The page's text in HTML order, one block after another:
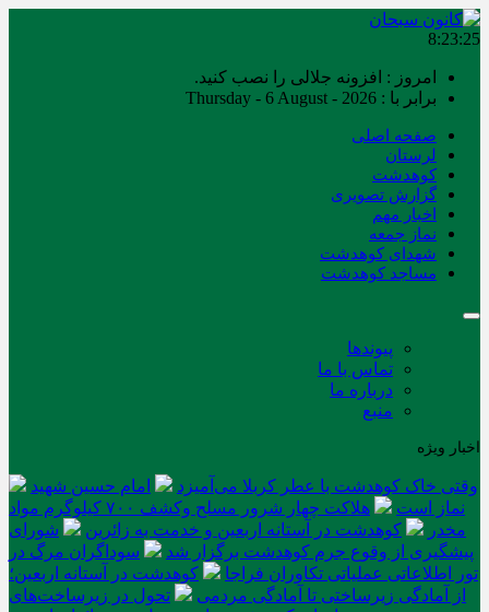
8:23:25
امروز : افزونه جلالی را نصب کنید.
برابر با : Thursday - 6 August - 2026
صفحه اصلی
لرستان
کوهدشت
گزارش تصویری
اخبار مهم
نماز جمعه
شهدای کوهدشت
مساجد کوهدشت
پیوندها
تماس با ما
درباره ما
منبع
اخبار ویژه
وقتی خاک کوهدشت با عطر کربلا می‌آمیزد
امام حسین شهید
نماز است
هلاکت چهار شرور مسلح وکشف ۷۰۰ کیلوگرم مواد
مخدر
کوهدشت در آستانه اربعین و خدمت‌ به زائرین
شورای
پیشگیری از وقوع جرم کوهدشت برگزار شد
سوداگران مرگ در
تور اطلاعاتی عملیاتی تکاوران فراجا
کوهدشت در آستانه اربعین؛
از آمادگی زیرساختی تا آمادگی مردمی
تحول در زیرساخت‌های